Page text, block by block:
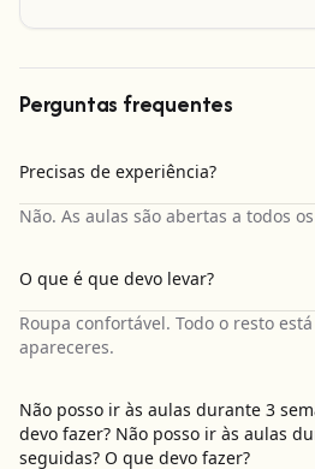
Perguntas frequentes
Precisas de experiência?
Não. As aulas são abertas a todos
O que é que devo levar?
Roupa confortável. Todo o resto
apareceres.
Não posso ir às aulas durante 3
devo fazer? Não posso ir às aulas
seguidas? O que devo fazer?